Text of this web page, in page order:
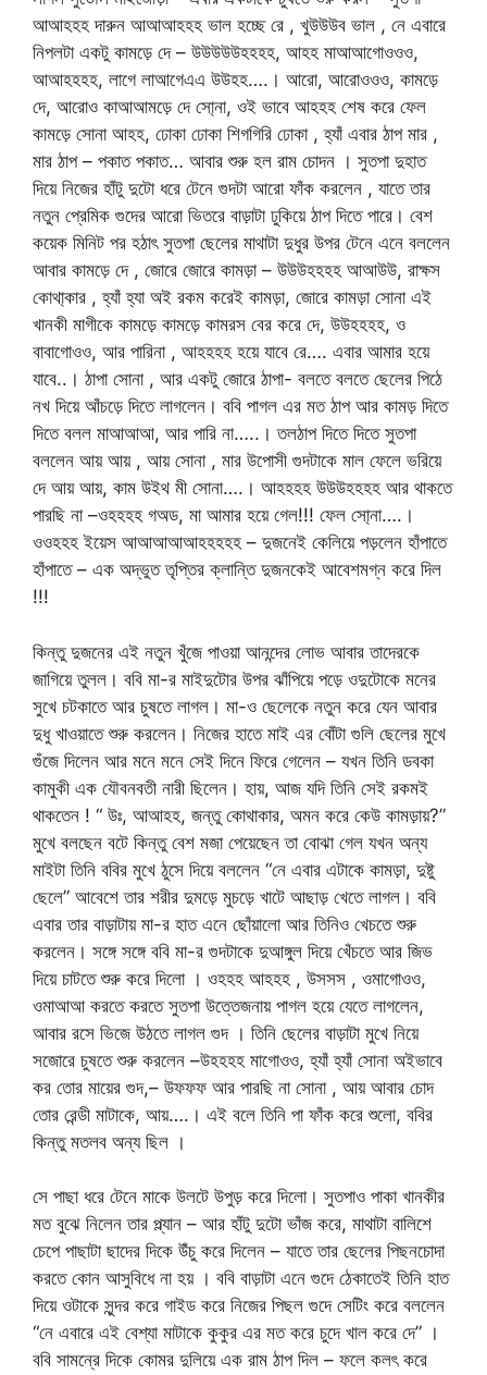
আআহহহ দারুন আআআহহহ ভাল হচ্ছে রে , খুউউউব ভাল , নে এবারে
নিপলটা একটু কামড়ে দে – উউউউউহহহহ, আহহ মাআআগোওওও,
আআহহহহ, লাগে লাআগেএএ উউহহ….। আরো, আরোওওও, কামড়ে
দে, আরোও কাআআমড়ে দে সো্না, ওই ভাবে আহহহ শেষ করে ফেল
কামড়ে সোনা আহহ, ঢোকা ঢোকা শিগগিরি ঢোকা , হ্যাঁ এবার ঠাপ মার ,
মার ঠাপ – পকাত পকাত… আবার শুরু হল রাম চোদন । সুতপা দুহাত
দিয়ে নিজের হাঁটু দুটো ধরে টেনে গুদটা আরো ফাঁক করলেন , যাতে তার
নতুন প্রেমিক গুদের আরো ভিতরে বাড়াটা ঢুকিয়ে ঠাপ দিতে পারে। বেশ
কয়েক মিনিট পর হঠাৎ সুতপা ছেলের মাথাটা দুধুর উপর টেনে এনে বললেন
আবার কামড়ে দে , জোরে জোরে কামড়া – উউউহহহহ আআউউ, রাক্ষস
কোথা্কার , হ্যাঁ হ্যা অই রকম করেই কামড়া, জোরে কামড়া সোনা এই
খানকী মাগীকে কামড়ে কামড়ে কামরস বের করে দে, উউহহহহ, ও
বাবাগোওও, আর পারিনা , আহহহহ হয়ে যাবে রে…. এবার আমার হয়ে
যাবে..। ঠাপা সোনা , আর একটু জোরে ঠাপা- বলতে বলতে ছেলের পিঠে
নখ দিয়ে আঁচড়ে দিতে লাগলেন। ববি পাগল এর মত ঠাপ আর কামড় দিতে
দিতে বলল মাআআআ, আর পারি না…..। তলঠাপ দিতে দিতে সুতপা
বললেন আয় আয় , আয় সোনা , মার উপোসী গুদটাকে মাল ফেলে ভরিয়ে
দে আয় আয়, কাম উইথ মী সোনা….। আহহহহ উউউহহহহ আর থাকতে
পারছি না –ওহহহহ গঅড, মা আমার হয়ে গেল!!! ফেল সো্না….।
ওওহহহ ইয়েস আআআআআহহহহহ – দুজনেই কেলিয়ে পড়লেন হাঁপাতে
হাঁপাতে – এক অদ্ভুত তৃপ্তির ক্লান্তি দুজনকেই আবেশমগ্ন করে দিল
!!!
কিন্তু দুজনের এই নতুন খুঁজে পাওয়া আনন্দের লোভ আবার তাদেরকে
জাগিয়ে তুলল। ববি মা-র মাইদুটোর উপর ঝাঁপিয়ে পড়ে ওদুটোকে মনের
সুখে চটকাতে আর চুষতে লাগল। মা-ও ছেলেকে নতুন করে যেন আবার
দুধু খাওয়াতে শুরু করলেন। নিজের হাতে মাই এর বোঁটা গুলি ছেলের মুখে
গুঁজে দিলেন আর মনে মনে সেই দিনে ফিরে গেলেন – যখন তিনি ডবকা
কামুকী এক যৌবনবতী নারী ছিলেন। হায়, আজ যদি তিনি সেই রকমই
থাকতেন ! “ উঃ, আআহহ, জন্তু কোথাকার, অমন করে কেউ কামড়ায়?”
মুখে বলছেন বটে কিন্তু বেশ মজা পেয়েছেন তা বোঝা গেল যখন অন্য
মাইটা তিনি ববির মুখে ঠুসে দিয়ে বললেন “নে এবার এটাকে কামড়া, দুষ্টু
ছেলে” আবেশে তার শরীর দুমড়ে মুচড়ে খাটে আছাড় খেতে লাগল। ববি
এবার তার বাড়াটায় মা-র হাত এনে ছোঁয়ালো আর তিনিও খেচতে শুরু
করলেন। সঙ্গে সঙ্গে ববি মা-র গুদটাকে দুআঙ্গুল দিয়ে খেঁচতে আর জিভ
দিয়ে চাটতে শুরু করে দিলো । ওহহহ আহহহ , উসসস , ওমাগোওও,
ওমাআআ করতে করতে সুতপা উত্তেজনায় পাগল হয়ে যেতে লাগলেন,
আবার রসে ভিজে উঠতে লাগল গুদ । তিনি ছেলের বাড়াটা মুখে নিয়ে
সজোরে চুষতে শুরু করলেন –উহহহহ মাগোওও, হ্যাঁ হ্যাঁ সোনা অইভাবে
কর তোর মায়ের গুদ,– উফফফ আর পারছি না সোনা , আয় আবার চোদ
তোর রেন্ডী মাটাকে, আয়….। এই বলে তিনি পা ফাঁক করে শুলো, ববির
কিন্তু মতলব অন্য ছিল ।
সে পাছা ধরে টেনে মাকে উলটে উপুড় করে দিলো। সুতপাও পাকা খানকীর
মত বুঝে নিলেন তার প্ল্যান – আর হাঁটু দুটো ভাঁজ করে, মাথাটা বালিশে
চেপে পাছাটা ছাদের দিকে উঁচু করে দিলেন – যাতে তার ছেলের পিছনচোদা
করতে কোন আসুবিধে না হয় । ববি বাড়াটা এনে গুদে ঠেকাতেই তিনি হাত
দিয়ে ওটাকে সুন্দর করে গাইড করে নিজের পিছল গুদে সেটিং করে বললেন
“নে এবারে এই বেশ্যা মাটাকে কুকুর এর মত করে চুদে খাল করে দে” ।
ববি সামনে্র দিকে কোমর দুলিয়ে এক রাম ঠাপ দিল – ফলে কলৎ করে